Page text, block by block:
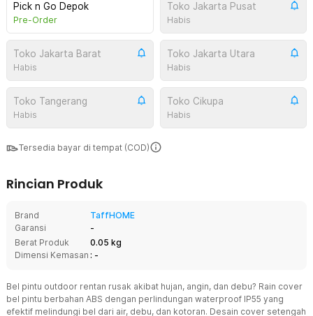
Pick n Go Depok
Pre-Order
Toko Jakarta Pusat
Habis
Toko Jakarta Barat
Habis
Toko Jakarta Utara
Habis
Toko Tangerang
Habis
Toko Cikupa
Habis
Tersedia bayar di tempat (COD)
Rincian Produk
Brand
TaffHOME
Garansi
-
Berat Produk
0.05 kg
Dimensi Kemasan : -
Bel pintu outdoor rentan rusak akibat hujan, angin, dan debu? Rain cover
bel pintu berbahan ABS dengan perlindungan waterproof IP55 yang
efektif melindungi bel dari air, debu, dan kotoran. Desain cover setengah